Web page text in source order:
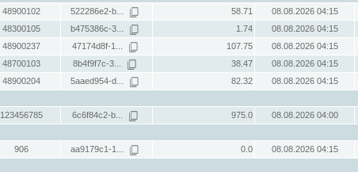
48900102 522286e2-b... 58.71
08.08.2026 04:15
48300105 b475386c-3... 1.74
08.08.2026 04:15
48900237 47174d8f-1... 107.75
08.08.2026 04:15
48700103 8b4f9f7c-3... 38.47
08.08.2026 04:15
48900204 5aaed954-d... 82.32
08.08.2026 04:15
123456785 6c6f84c2-b... 975.0
08.08.2026 04:00
906 aa9179c1-1... 0.0
08.08.2026 04:15